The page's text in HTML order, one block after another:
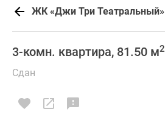
ЖК «Джи Три Театральный»
3-комн. квартира, 81.50 м2
Сдан